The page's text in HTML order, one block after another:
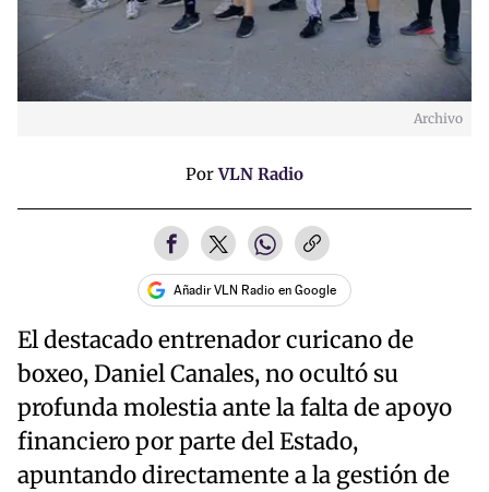
Archivo
PorVLN Radio
Añadir VLN Radio en Google
El destacado entrenador curicano de
boxeo, Daniel Canales, no ocultó su
profunda molestia ante la falta de apoyo
financiero por parte del Estado,
apuntando directamente a la gestión de